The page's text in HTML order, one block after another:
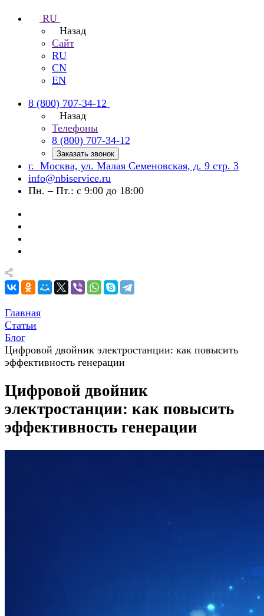
RU
Назад
Сайт
RU
CN
EN
8 (800) 707-34-12
Назад
Телефоны
8 (800) 707-34-12
Заказать звонок
г. Москва, ул. Малая Семеновская, д. 9 стр. 3
info@nbiservice.ru
Пн. – Пт.: с 9:00 до 18:00
Главная
Статьи
Блог
Цифровой двойник электростанции: как повысить
эффективность генерации
Цифровой двойник
электростанции: как повысить
эффективность генерации